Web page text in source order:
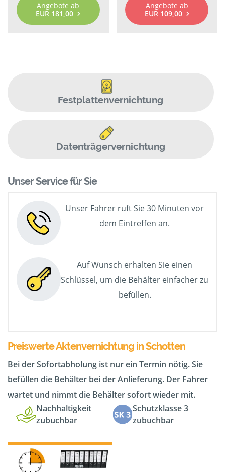
Angebote ab
EUR 181,00
Angebote ab
EUR 109,00
Festplattenvernichtung
Datenträgervernichtung
Unser Service für Sie
Unser Fahrer ruft Sie 30 Minuten vor
dem Eintreffen an.
Auf Wunsch erhalten Sie einen
Schlüssel, um die Behälter einfacher zu
befüllen.
Preiswerte Aktenvernichtung in Schotten
Bei der Sofortabholung ist nur ein Termin nötig. Sie
befüllen die Behälter bei der Anlieferung. Der Fahrer
wartet und nimmt die Behälter sofort wieder mit.
Nachhaltigkeit
zubuchbar
Schutzklasse 3
zubuchbar